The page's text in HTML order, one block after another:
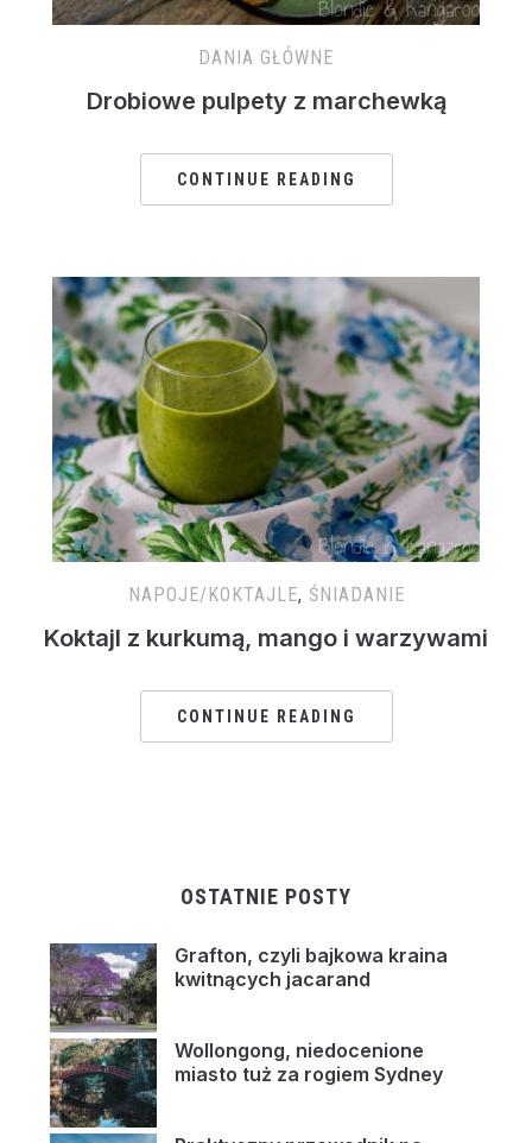
DANIA GŁÓWNE
Drobiowe pulpety z marchewką
CONTINUE READING
NAPOJE/KOKTAJLE, ŚNIADANIE
Koktajl z kurkumą, mango i warzywami
CONTINUE READING
OSTATNIE POSTY
Grafton, czyli bajkowa kraina
kwitnących jacarand
Wollongong, niedocenione
miasto tuż za rogiem Sydney